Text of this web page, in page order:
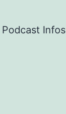
Podcast Infos